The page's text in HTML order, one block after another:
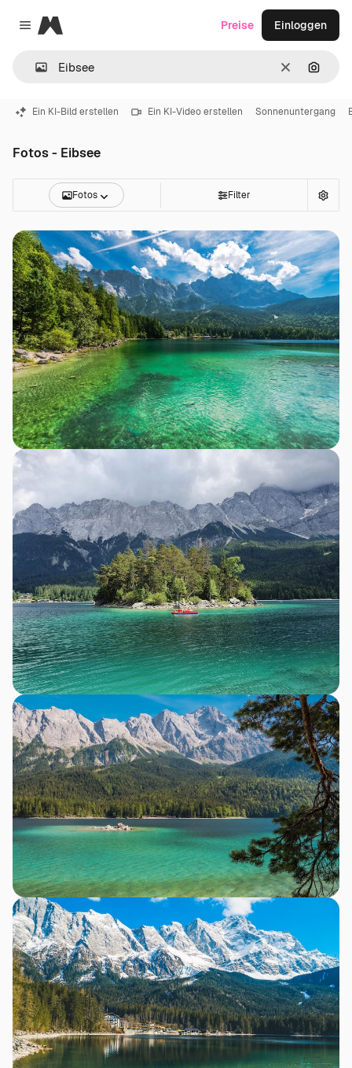
Close menu
Magnific
LöschenNach
Preise Einloggen
Ein KI-Bild erstellen Ein KI-Video erstellen Sonnenuntergang
Fotos - Eibsee
Fotos Filter